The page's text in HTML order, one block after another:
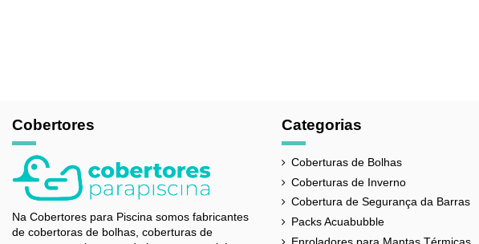
BOLHA
CORES
ESPESSURA
Referência ter-oxo-op-500
Cobertores
Na Cobertores para Piscina somos fabricantes
de cobertoras de bolhas, coberturas de
Categorias
Coberturas de Bolhas
Coberturas de Inverno
Cobertura de Segurança da Barras
Packs Acuabubble
Enroladores para Mantas Térmicas